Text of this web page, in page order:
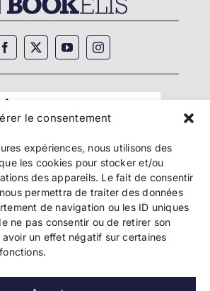
le consentement
expériences, nous utilisons des
les cookies pour stocker et/ou
des appareils. Le fait de consentir
permettra de traiter des données
de navigation ou les ID uniques
ne pas consentir ou de retirer son
un effet négatif sur certaines
Bookelis –CGU–CGS–CGPPA–
–Politique de confidentialité–
Paiement et sécurité